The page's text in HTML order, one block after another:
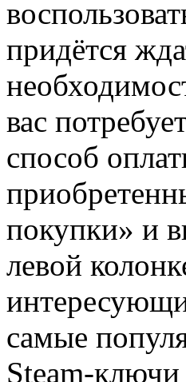
придётся
вас
способ
покупки» и
левой
самые
Steam-